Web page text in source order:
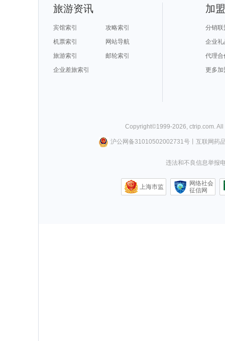
旅游资讯
宾馆索引
攻略索引
机票索引
网站导航
旅游索引
邮轮索引
企业差旅索引
加
分销联
企业礼
代理合
更多加
Copyright©1999-2026 ctrip.com .
沪公网备31010502002731号丨 互联网药
违法和不良信息举报
上海市监
网络社会
征信网